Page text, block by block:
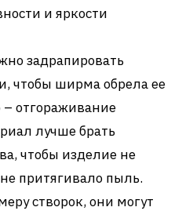
и яркости
задрапировать
чтобы ширма обрела ее
отгораживание
лучше брать
чтобы изделие не
притягивало пыль.
створок, они могут